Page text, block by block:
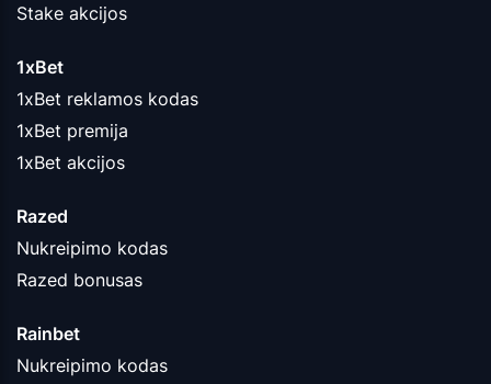
Stake akcijos
1xBet
1xBet reklamos kodas
1xBet premija
1xBet akcijos
Razed
Nukreipimo kodas
Razed bonusas
Rainbet
Nukreipimo kodas